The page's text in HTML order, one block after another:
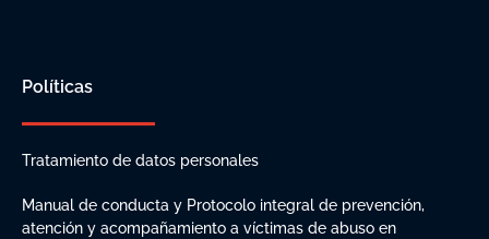
Políticas
Tratamiento de datos personales
Manual de conducta y Protocolo integral de prevención,
atención y acompañamiento a víctimas de abuso en